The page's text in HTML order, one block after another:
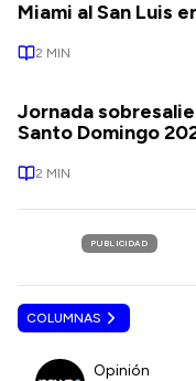
Miami al San Luis
2 MIN
Jornada
Santo Domingo
2 MIN
PUBLICIDAD
COLUMNAS
Opinión